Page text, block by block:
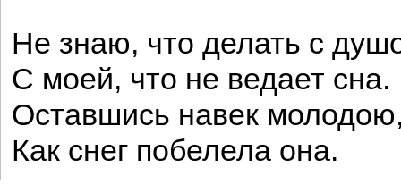
Не знаю, что делать с
С моей, что не ведает сна.
Оставшись навек
Как снег побелела она.